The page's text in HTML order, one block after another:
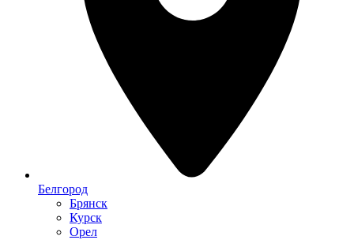
Белгород
Брянск
Курск
Орел